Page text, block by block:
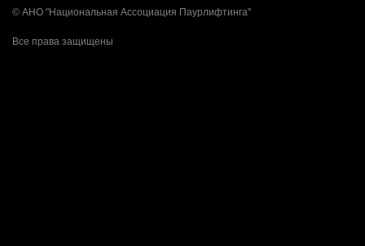
© АНО "Национальная Ассоциация Паурлифтинга"
Все права защищены